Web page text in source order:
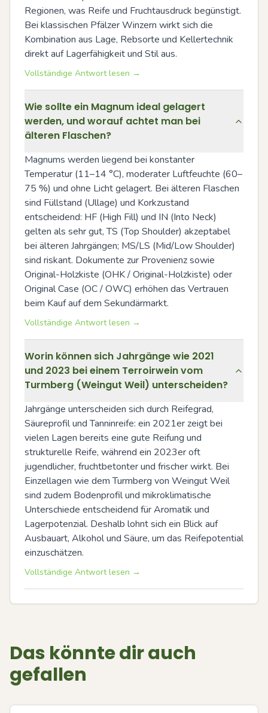
Regionen, was Reife und Fruchtausdruck begünstigt.
Bei klassischen Pfälzer Winzern wirkt sich die
Kombination aus Lage, Rebsorte und Kellertechnik
direkt auf Lagerfähigkeit und Stil aus.
Vollständige Antwort lesen →
Wie sollte ein Magnum ideal gelagert
werden, und worauf achtet man bei
älteren Flaschen?
Magnums werden liegend bei konstanter
Temperatur (11–14 °C), moderater Luftfeuchte (60–
75 %) und ohne Licht gelagert. Bei älteren Flaschen
sind Füllstand (Ullage) und Korkzustand
entscheidend: HF (High Fill) und IN (Into Neck)
gelten als sehr gut, TS (Top Shoulder) akzeptabel
bei älteren Jahrgängen; MS/LS (Mid/Low Shoulder)
sind riskant. Dokumente zur Provenienz sowie
Original-Holzkiste (OHK / Original-Holzkiste) oder
Original Case (OC / OWC) erhöhen das Vertrauen
beim Kauf auf dem Sekundärmarkt.
Vollständige Antwort lesen →
Worin können sich Jahrgänge wie 2021
und 2023 bei einem Terroirwein vom
Turmberg (Weingut Weil) unterscheiden?
Jahrgänge unterscheiden sich durch Reifegrad,
Säureprofil und Tanninreife: ein 2021er zeigt bei
vielen Lagen bereits eine gute Reifung und
strukturelle Reife, während ein 2023er oft
jugendlicher, fruchtbetonter und frischer wirkt. Bei
Einzellagen wie dem Turmberg von Weingut Weil
sind zudem Bodenprofil und mikroklimatische
Unterschiede entscheidend für Aromatik und
Lagerpotenzial. Deshalb lohnt sich ein Blick auf
Ausbauart, Alkohol und Säure, um das Reifepotential
einzuschätzen.
Vollständige Antwort lesen →
Das könnte dir auch
gefallen